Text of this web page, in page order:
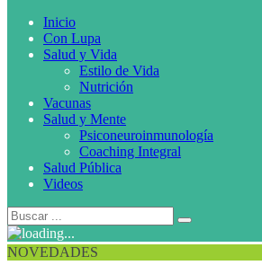
Inicio
Con Lupa
Salud y Vida
Estilo de Vida
Nutrición
Vacunas
Salud y Mente
Psiconeuroinmunología
Coaching Integral
Salud Pública
Videos
NOVEDADES